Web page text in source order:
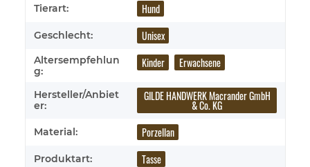
Tierart: Hund
Geschlecht: Unisex
Altersempfehlun
g:
Kinder Erwachsene
Hersteller/Anbiet
er:
GILDE HANDWERK Macrander GmbH
& Co. KG
Material: Porzellan
Produktart: Tasse